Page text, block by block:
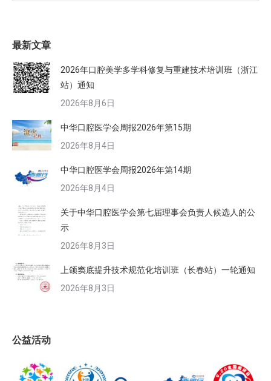
最新文章
2026年口腔美学多学科修复与重建技术培训班（浙江
站）通知
2026年8月6日
中华口腔医学会周报2026年第15期
2026年8月4日
中华口腔医学会周报2026年第14期
2026年8月4日
关于中华口腔医学会第七届理事会负责人候选人的公
示
2026年8月3日
上颌窦底提升技术规范化培训班（长春站）一轮通知
2026年8月3日
公益活动